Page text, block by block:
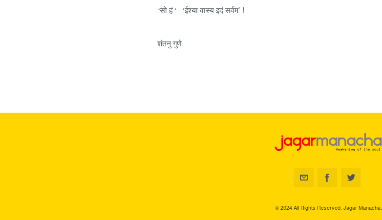
“सो हं ‘ ‘ईश्या वास्य इदं सर्वम’ !
शंतनु गुणे
© 2024 All Rights Reserved. Jagar Manacha.